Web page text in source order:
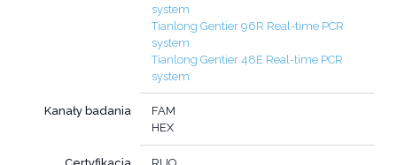
system
Tianlong Gentier 96R Real-time PCR
system
Tianlong Gentier 48E Real-time PCR
system
Kanały badania
FAM
HEX
Certyfikacja RUO